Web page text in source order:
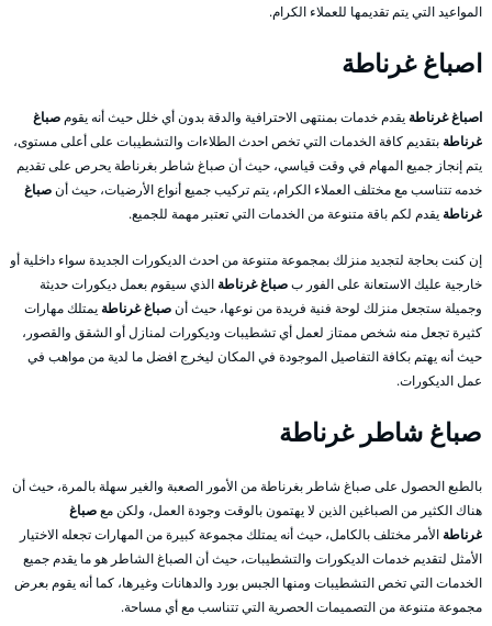
المواعيد التي يتم تقديمها للعملاء الكرام.
اصباغ غرناطة
اصباغ غرناطة يقدم خدمات بمنتهى الاحترافية والدقة بدون أي خلل حيث أنه يقوم صباغ
غرناطة بتقديم كافة الخدمات التي تخص احدث الطلاءات والتشطيبات على أعلى مستوى،
يتم إنجاز جميع المهام في وقت قياسي، حيث أن صباغ شاطر بغرناطة يحرص على تقديم
خدمه تتناسب مع مختلف العملاء الكرام، يتم تركيب جميع أنواع الأرضيات، حيث أنصباغ
غرناطة يقدم لكم باقة متنوعة من الخدمات التي تعتبر مهمة للجميع.
إن كنت بحاجة لتجديد منزلك بمجموعة متنوعة من احدث الديكورات الجديدة سواء داخلية أو
خارجية عليك الاستعانة على الفور بصباغ غرناطة الذي سيقوم بعمل ديكورات حديثة
وجميلة ستجعل منزلك لوحة فنية فريدة من نوعها، حيث أنصباغ غرناطة يمتلك مهارات
كثيرة تجعل منه شخص ممتاز لعمل أي تشطيبات وديكورات لمنازل أو الشقق والقصور،
حيث أنه يهتم بكافة التفاصيل الموجودة في المكان ليخرج افضل ما لدية من مواهب في
عمل الديكورات.
صباغ شاطر غرناطة
بالطبع الحصول على صباغ شاطر بغرناطة من الأمور الصعبة والغير سهلة بالمرة، حيث أن
هناك الكثير من الصباغين الذين لا يهتمون بالوقت وجودة العمل، ولكن معصباغ
غرناطة الأمر مختلف بالكامل، حيث أنه يمتلك مجموعة كبيرة من المهارات تجعله الاختيار
الأمثل لتقديم خدمات الديكورات والتشطيبات، حيث أن الصباغ الشاطر هو ما يقدم جميع
الخدمات التي تخص التشطيبات ومنها الجبس بورد والدهانات وغيرها، كما أنه يقوم بعرض
مجموعة متنوعة من التصميمات الحصرية التي تتناسب مع أي مساحة.